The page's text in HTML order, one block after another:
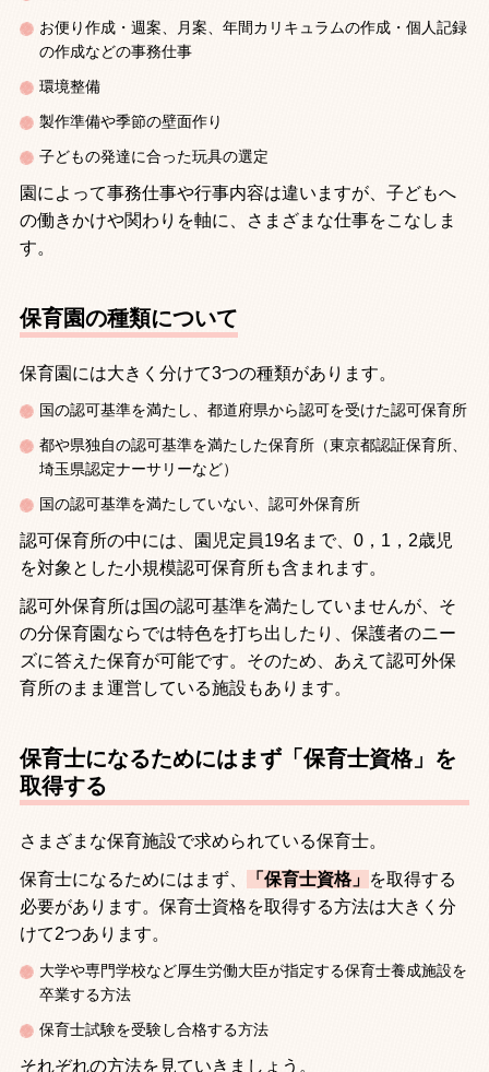
お便り作成・週案、月案、年間カリキュラムの作成・個人記録
の作成などの事務仕事
環境整備
製作準備や季節の壁面作り
子どもの発達に合った玩具の選定
園によって事務仕事や行事内容は違いますが、子どもへ
の働きかけや関わりを軸に、さまざまな仕事をこなしま
す。
保育園の種類について
保育園には大きく分けて3つの種類があります。
国の認可基準を満たし、都道府県から認可を受けた認可保育所
都や県独自の認可基準を満たした保育所（東京都認証保育所、
埼玉県認定ナーサリーなど）
国の認可基準を満たしていない、認可外保育所
認可保育所の中には、園児定員19名まで、 0， 1 ， 2歳児
を対象とした小規模認可保育所も含まれます。
認可外保育所は国の認可基準を満たしていませんが、そ
の分保育園ならでは特色を打ち出したり、保護者のニー
ズに答えた保育が可能です。そのため、あえて認可外保
育所のまま運営している施設もあります。
保育士になるためにはまず「保育士資格」を
取得する
さまざまな保育施設で求められている保育士。
保育士になるためにはまず、 「保育士資格」 を取得する
必要があります。保育士資格を取得する方法は大きく分
けて2つあります。
大学や専門学校など厚生労働大臣が指定する保育士養成施設を
卒業する方法
保育士試験を受験し合格する方法
それぞれの方法を見ていきましょう。